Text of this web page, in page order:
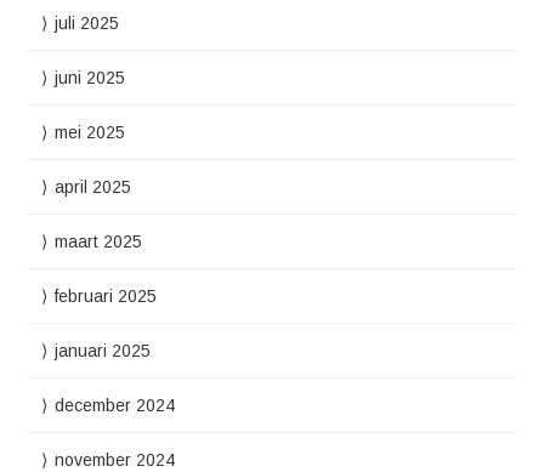
juli 2025
juni 2025
mei 2025
april 2025
maart 2025
februari 2025
januari 2025
december 2024
november 2024